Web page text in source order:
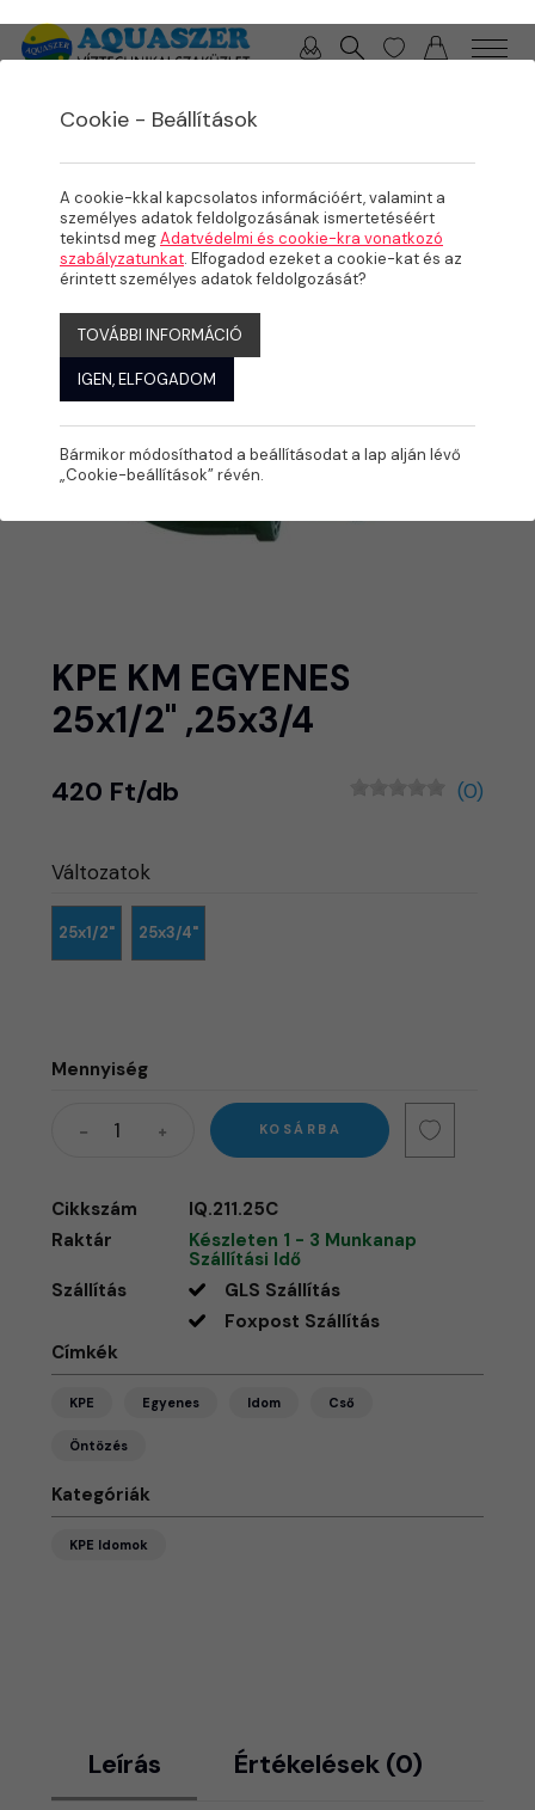
KPE KM EGYENES
25x1/2" ,25x3/4
420 Ft/db (0)
Változatok
25x1/2" 25x3/4"
Mennyiség
KOSÁRBA
Cikkszám
IQ.211.25C
Raktár
Készleten 1 - 3 Munkanap
Szállítási Idő
Szállítás
GLS Szállítás
Foxpost Szállítás
Címkék
KPE Egyenes Idom Cső
Öntözés
Kategóriák
KPE Idomok
Leírás Értékelések (0)
Cookie - Beállítások
A cookie-kkal kapcsolatos információért, valamint a
személyes adatok feldolgozásának ismertetéséért
tekintsd megAdatvédelmi és cookie-kra vonatkozó
szabályzatunkat. Elfogadod ezeket a cookie-kat és az
érintett személyes adatok feldolgozását?
TOVÁBBI INFORMÁCIÓ
IGEN, ELFOGADOM
Bármikor módosíthatod a beállításodat a lap alján lévő
„Cookie-beállítások” révén.